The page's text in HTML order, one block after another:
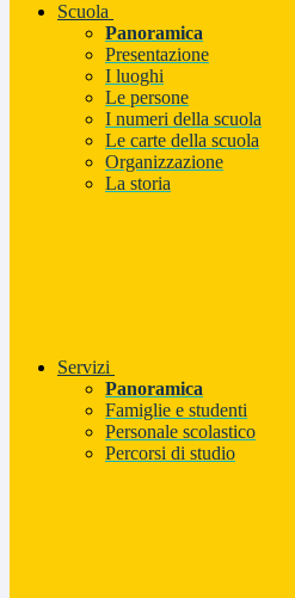
Scuola
Panoramica
Presentazione
I luoghi
Le persone
I numeri della scuola
Le carte della scuola
Organizzazione
La storia
Servizi
Panoramica
Famiglie e studenti
Personale scolastico
Percorsi di studio